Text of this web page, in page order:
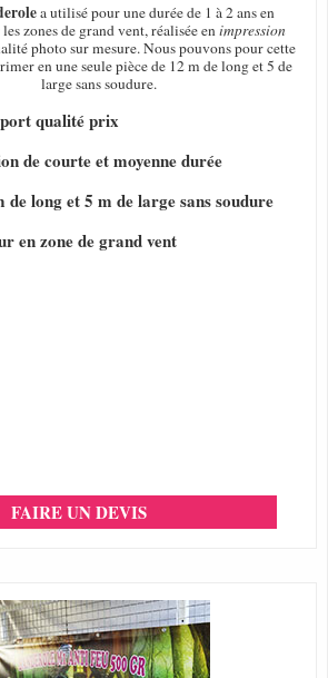
a utilisé pour une durée de 1 à 2 ans en
zones de grand vent, réalisée enimpression
photo sur mesure. Nous pouvons pour cette
en une seule pièce de 12 m de long et 5 de
large sans soudure.
qualité prix
de courte et moyenne durée
de long et 5 m de large sans soudure
en zone de grand vent
FAIRE UN DEVIS